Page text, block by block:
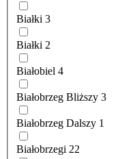
Białki 3
Białki 2
Białobiel 4
Białobrzeg Bliższy 3
Białobrzeg Dalszy 1
Białobrzegi 22